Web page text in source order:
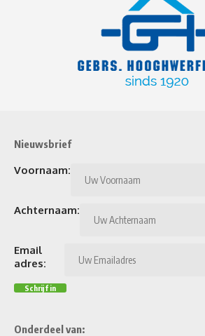
Nieuwsbrief
Voornaam:
Achternaam:
Email
adres:
Onderdeel van: